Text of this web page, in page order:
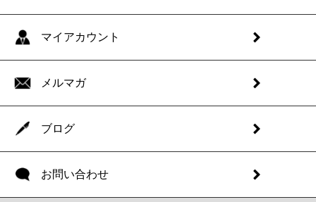
マイアカウント
メルマガ
ブログ
お問い合わせ